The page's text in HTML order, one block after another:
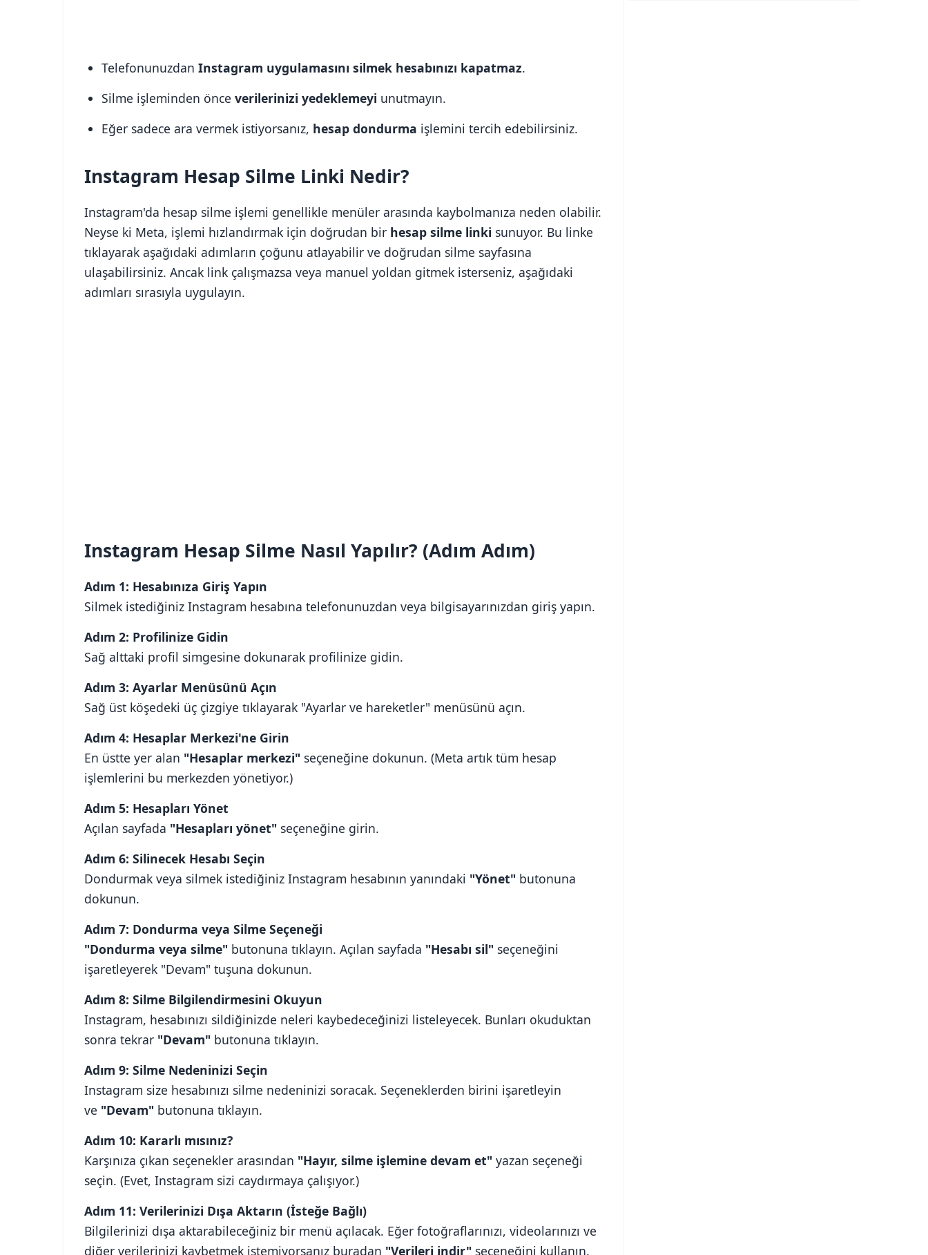
Telefonunuzdan Instagram uygulamasını silmek hesabınızı kapatmaz.
Silme işleminden önce verilerinizi yedeklemeyi unutmayın.
Eğer sadece ara vermek istiyorsanız, hesap dondurma işlemini tercih edebilirsiniz.
Instagram Hesap Silme Linki Nedir?
Instagram'da hesap silme işlemi genellikle menüler arasında kaybolmanıza neden olabilir.
Neyse ki Meta, işlemi hızlandırmak için doğrudan bir hesap silme linki sunuyor. Bu linke
tıklayarak aşağıdaki adımların çoğunu atlayabilir ve doğrudan silme sayfasına
ulaşabilirsiniz. Ancak link çalışmazsa veya manuel yoldan gitmek isterseniz, aşağıdaki
adımları sırasıyla uygulayın.
Instagram Hesap Silme Nasıl Yapılır? (Adım Adım)
Adım 1: Hesabınıza Giriş Yapın
Silmek istediğiniz Instagram hesabına telefonunuzdan veya bilgisayarınızdan giriş yapın.
Adım 2: Profilinize Gidin
Sağ alttaki profil simgesine dokunarak profilinize gidin.
Adım 3: Ayarlar Menüsünü Açın
Sağ üst köşedeki üç çizgiye tıklayarak "Ayarlar ve hareketler" menüsünü açın.
Adım 4: Hesaplar Merkezi'ne Girin
En üstte yer alan "Hesaplar merkezi" seçeneğine dokunun. (Meta artık tüm hesap
işlemlerini bu merkezden yönetiyor.)
Adım 5: Hesapları Yönet
Açılan sayfada "Hesapları yönet" seçeneğine girin.
Adım 6: Silinecek Hesabı Seçin
Dondurmak veya silmek istediğiniz Instagram hesabının yanındaki "Yönet" butonuna
dokunun.
Adım 7: Dondurma veya Silme Seçeneği
"Dondurma veya silme" butonuna tıklayın. Açılan sayfada "Hesabı sil" seçeneğini
işaretleyerek "Devam" tuşuna dokunun.
Adım 8: Silme Bilgilendirmesini Okuyun
Instagram, hesabınızı sildiğinizde neleri kaybedeceğinizi listeleyecek. Bunları okuduktan
sonra tekrar "Devam" butonuna tıklayın.
Adım 9: Silme Nedeninizi Seçin
Instagram size hesabınızı silme nedeninizi soracak. Seçeneklerden birini işaretleyin
ve "Devam" butonuna tıklayın.
Adım 10: Kararlı mısınız?
Karşınıza çıkan seçenekler arasından "Hayır, silme işlemine devam et" yazan seçeneği
seçin. (Evet, Instagram sizi caydırmaya çalışıyor.)
Adım 11: Verilerinizi Dışa Aktarın (İsteğe Bağlı)
Bilgilerinizi dışa aktarabileceğiniz bir menü açılacak. Eğer fotoğraflarınızı, videolarınızı ve
diğer verilerinizi kaybetmek istemiyorsanız buradan "Verileri indir" seçeneğini kullanın.